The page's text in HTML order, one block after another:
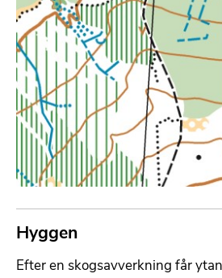
x
t
m
e
d
f
i
F
r
Hyggen
Efter en skogsavverkning får